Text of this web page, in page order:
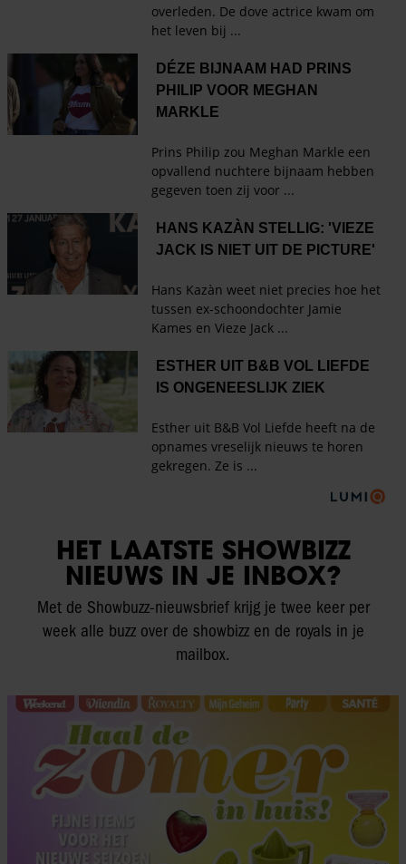
HET LAATSTE SHOWBIZZ
NIEUWS IN JE INBOX?
Met de Showbuzz-nieuwsbrief krijg je twee keer per
week alle buzz over de showbizz en de royals in je
mailbox.